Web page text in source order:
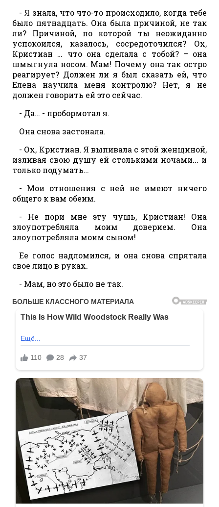
- Я знала, что что-то происходило, когда тебе
было пятнадцать. Она была причиной, не так
ли? Причиной, по которой ты неожиданно
успокоился, казалось, сосредоточился? Ох,
Кристиан … что она сделала с тобой? – она
шмыгнула носом. Мам! Почему она так остро
реагирует? Должен ли я был сказать ей, что
Елена научила меня контролю? Нет, я не
должен говорить ей это сейчас.
- Да… - пробормотал я.
Она снова застонала.
- Ох, Кристиан. Я выпивала с этой женщиной,
изливая свою душу ей столькими ночами... и
только подумать…
- Мои отношения с ней не имеют ничего
общего к вам обеим.
- Не пори мне эту чушь, Кристиан! Она
злоупотребляла моим доверием. Она
злоупотребляла моим сыном!
Ее голос надломился, и она снова спрятала
свое лицо в руках.
- Мам, но это было не так.